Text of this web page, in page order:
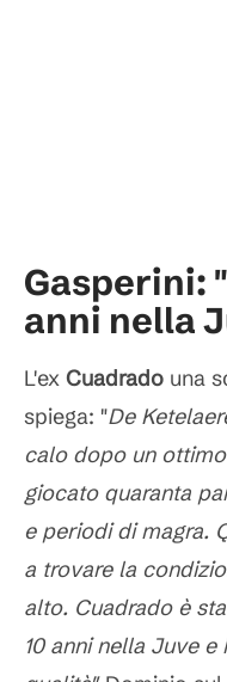
Gasperini:
anni nella
L'ex Cuadrado una
spiega: "De
calo dopo un
giocato quaranta
e periodi di magra.
a trovare la
alto. Cuadrado è
10 anni nella Juve